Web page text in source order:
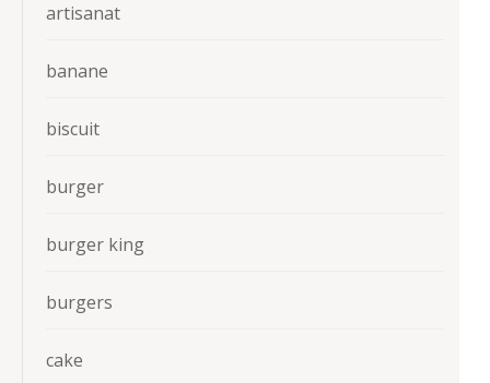
artisanat
banane
biscuit
burger
burger king
burgers
cake